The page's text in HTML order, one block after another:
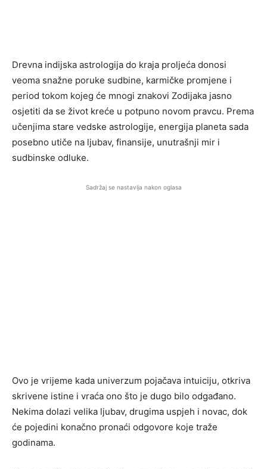
Drevna indijska astrologija do kraja proljeća donosi
veoma snažne poruke sudbine, karmičke promjene i
period tokom kojeg će mnogi znakovi Zodijaka jasno
osjetiti da se život kreće u potpuno novom pravcu. Prema
učenjima stare vedske astrologije, energija planeta sada
posebno utiče na ljubav, finansije, unutrašnji mir i
sudbinske odluke.
Sadržaj se nastavlja nakon oglasa
Ovo je vrijeme kada univerzum pojačava intuiciju, otkriva
skrivene istine i vraća ono što je dugo bilo odgađano.
Nekima dolazi velika ljubav, drugima uspjeh i novac, dok
će pojedini konačno pronaći odgovore koje traže
godinama.